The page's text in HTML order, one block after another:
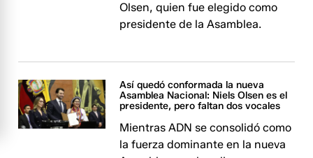
Olsen, quien fue elegido como
presidente de la Asamblea.
Así quedó conformada la nueva
Asamblea Nacional: Niels Olsen es el
presidente, pero faltan dos vocales
Mientras ADN se consolidó como
la fuerza dominante en la nueva